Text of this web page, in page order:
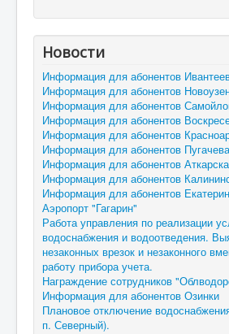
Новости
Информация для абонентов
Информация для абонентов
Информация для абонентов
Информация для абонентов
Информация для абонентов
Информация для абонентов
Информация для абонентов
Информация для абонентов
Информация для абонентов
Аэропорт "Гагарин"
Работа управления по реализации
водоснабжения и водоотведения.
незаконных врезок и незаконного
работу прибора учета.
Награждение сотрудников
Информация для абонентов Озинки
Плановое отключение
п. Северный).